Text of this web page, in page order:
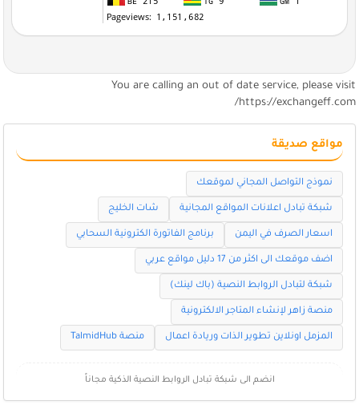
You are calling an out of date service, please visit
https://exchangeff.com/
مواقع صديقة
نموذج التواصل المجاني لموقعك
شبكة تبادل اعلانات المواقع المجانية شات الخليج
اسعار الصرف في اليمن برنامج الفاتورة الكترونية السحابي
اضف موقعك الى اكثر من 17 دليل مواقع عربي
شبكة لتبادل الروابط النصية (باك لينك)
منصة زاهر لإنشاء المتاجر الالكترونية
المزمل اونلاين تطوير الذات وريادة اعمال منصة TalmidHub
انضم الى شبكة تبادل الروابط النصية الذكية مجاناً